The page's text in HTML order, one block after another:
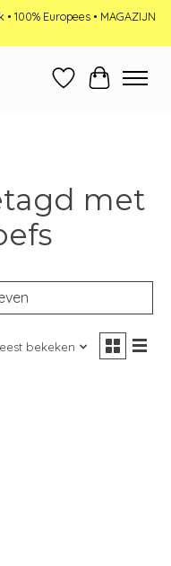
100% Europees • MAGAZIJN
Verlanglijst
met
bekeken